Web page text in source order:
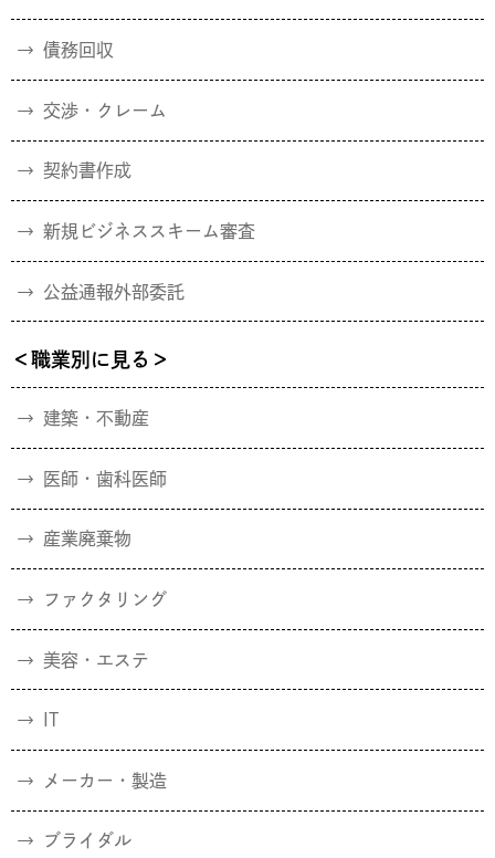
債務回収
交渉・クレーム
契約書作成
新規ビジネススキーム審査
公益通報外部委託
＜職業別に見る＞
建築・不動産
医師・歯科医師
産業廃棄物
ファクタリング
美容・エステ
IT
メーカー・製造
ブライダル